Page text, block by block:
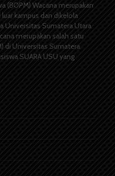
(BOPM) Wacana merupakan
kampus dan dikelola
Universitas Sumatera Utara
merupakan salah satu
di Universitas Sumatera
SUARA USU yang